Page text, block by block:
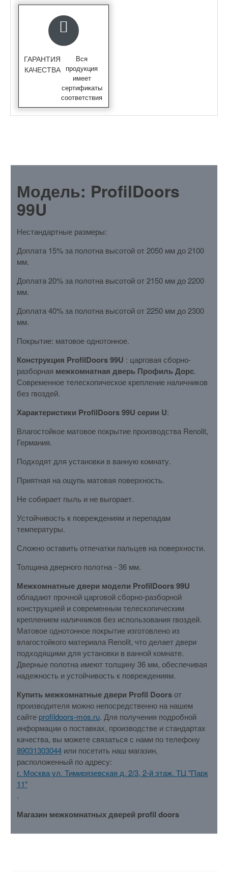
ГАРАНТИЯ
КАЧЕСТВА
Вся
продукция
имеет
сертификаты
соответствия
Модель: ProfilDoors
99U
Нестандартные размеры:
Доплата 15% за полотна высотой от 2050 мм до 2100
мм.
Доплата 20% за полотна высотой от 2150 мм до 2200
мм.
Доплата 40% за полотна высотой от 2250 мм до 2300
мм.
Покрытие: матовое однотонное.
Конструкция ProfilDoors 99U : царговая сборно-
разборная межкомнатная дверь Профиль Дорс.
Современное телескопическое крепление наличников
без гвоздей.
Характеристики ProfilDoors 99U серии U:
Влагостойкое матовое покрытие производства Renolit,
Германия.
Подходят для установки в ванную комнату.
Приятная на ощупь матовая поверхность.
Не собирает пыль и не выгорает.
Устойчивость к повреждениям и перепадам
температуры.
Сложно оставить отпечатки пальцев на поверхности.
Толщина дверного полотна - 36 мм.
Межкомнатные двери модели ProfilDoors 99U
обладают прочной царговой сборно-разборной
конструкцией и современным телескопическим
креплением наличников без использования гвоздей.
Матовое однотонное покрытие изготовлено из
влагостойкого материала Renolit, что делает двери
подходящими для установки в ванной комнате.
Дверные полотна имеют толщину 36 мм, обеспечивая
надежность и устойчивость к повреждениям.
Купить межкомнатные двери Profil Doorsот
производителя можно непосредственно на нашем
сайте profildoors-mos.ru. Для получения подробной
информации о поставках, производстве и стандартах
качества, вы можете связаться с нами по телефону
89031303044 или посетить наш магазин,
расположенный по адресу:
г. Москва ул. Тимирязевская д. 2/3, 2-й этаж. ТЦ "Парк
11"
.
Магазин межкомнатных дверей profil doors